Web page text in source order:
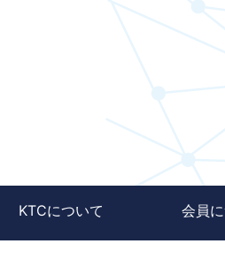
KTCについて 会員